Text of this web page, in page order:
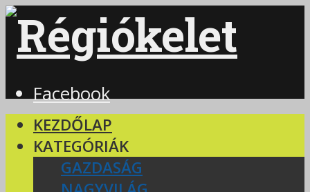
Facebook
KEZDŐLAP
KATEGÓRIÁK
GAZDASÁG